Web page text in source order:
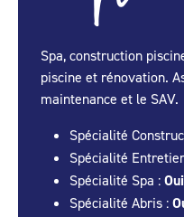
Spa, construction
piscine et rénovation.
maintenance et le SAV.
Spécialité
Spécialité
Spécialité Spa : Oui
Spécialité Abris :